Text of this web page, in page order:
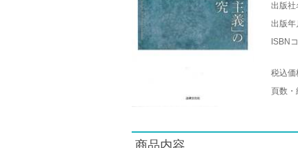
出版社
出版年
ISBN
税込価
頁数・
商品内容